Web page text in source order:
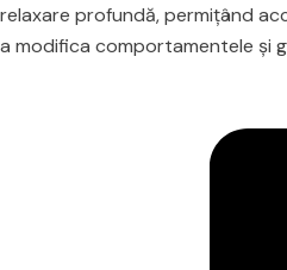
relaxare profundă, permițând
a modifica comportamentele și